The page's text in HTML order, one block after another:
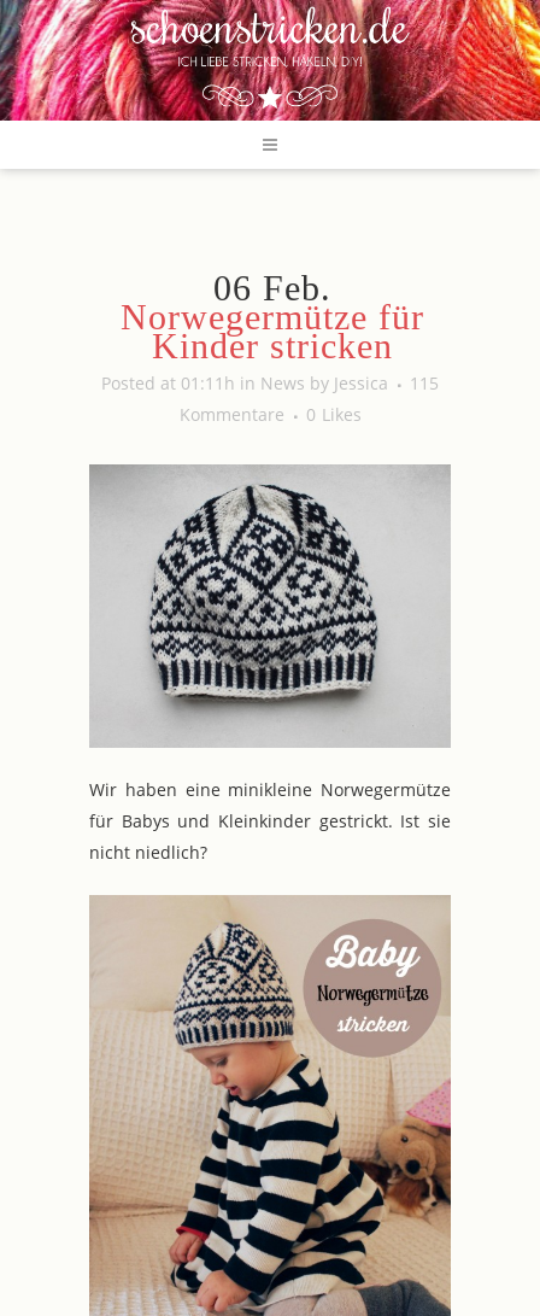
06 Feb.
Norwegermütze für
Kinder stricken
Posted at 01:11h in News by Jessica
115
Kommentare
0 Likes
Wir haben eine minikleine Norwegermütze
für Babys und Kleinkinder gestrickt. Ist sie
nicht niedlich?